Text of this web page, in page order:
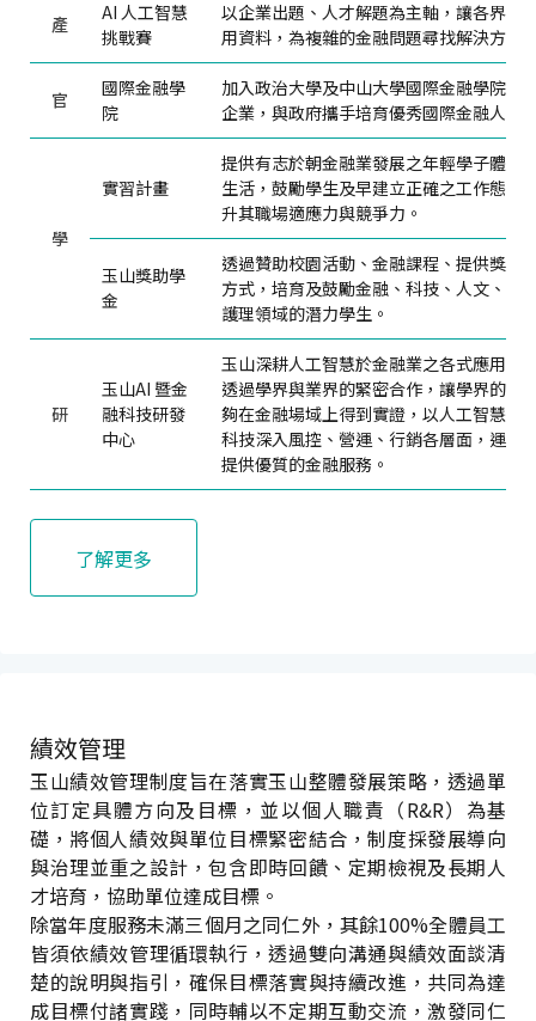
產
AI 人工智慧
挑戰賽
以企業出題、人才解題為主軸，讓各界好
用資料，為複雜的金融問題尋找解決方案
官
國際金融學
院
加入政治大學及中山大學國際金融學院之
企業，與政府攜手培育優秀國際金融人才
學
實習計畫
提供有志於朝金融業發展之年輕學子體驗
生活，鼓勵學生及早建立正確之工作態度
升其職場適應力與競爭力。
玉山獎助學
金
透過贊助校園活動、金融課程、提供獎學
方式，培育及鼓勵金融、科技、人文、東
護理領域的潛力學生。
研
玉山AI 暨金
融科技研發
中心
玉山深耕人工智慧於金融業之各式應用場
透過學界與業界的緊密合作，讓學界的研
夠在金融場域上得到實證，以人工智慧等
科技深入風控、營運、行銷各層面，運用
提供優質的金融服務。
了解更多
績效管理
玉山績效管理制度旨在落實玉山整體發展策略，透過單
位訂定具體方向及目標，並以個人職責（R&R）為基
礎，將個人績效與單位目標緊密結合，制度採發展導向
與治理並重之設計，包含即時回饋、定期檢視及長期人
才培育，協助單位達成目標。
除當年度服務未滿三個月之同仁外，其餘100%全體員工
皆須依績效管理循環執行，透過雙向溝通與績效面談清
楚的說明與指引，確保目標落實與持續改進，共同為達
成目標付諸實踐，同時輔以不定期互動交流，激發同仁